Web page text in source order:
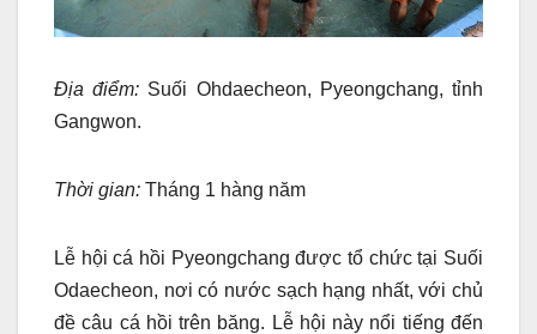
Địa điểm: Suối Ohdaecheon, Pyeongchang, tỉnh
Gangwon.
Thời gian: Tháng 1 hàng năm
Lễ hội cá hồi Pyeongchang được tổ chức tại Suối
Odaecheon, nơi có nước sạch hạng nhất, với chủ
đề câu cá hồi trên băng. Lễ hội này nổi tiếng đến